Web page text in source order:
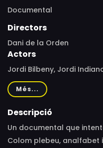
Documental
Directors
Dani de la Orden
Actors
Jordi Bilbeny, Jordi
Capdevila
Més...
Descripció
Un documental que
Colom plebeu, analfabet